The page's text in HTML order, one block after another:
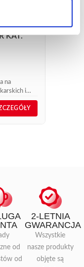
KAT.
na
i
6900 i nr
od
od
2-LETNIA
GWARANCJA
Wszystkie
nasze produkty
objęte są